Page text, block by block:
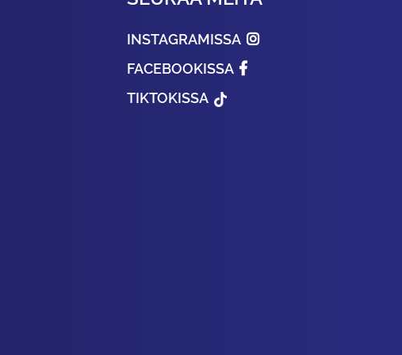
INSTAGRAMISSA
FACEBOOKISSA
TIKTOKISSA